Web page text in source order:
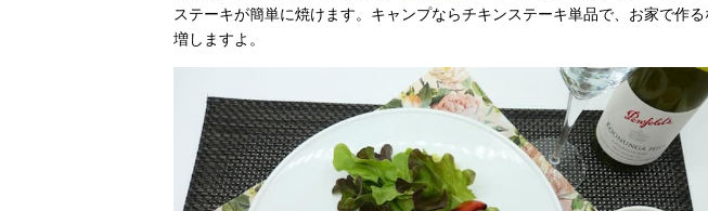
ステーキが簡単に焼けます。キャンプならチキンステーキ単品で、お家で作
増しますよ。